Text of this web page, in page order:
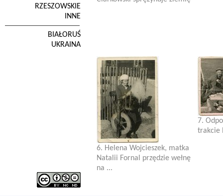
RZESZOWSKIE
INNE
BIAŁORUŚ
UKRAINA
6. Helena Wojcieszek, matka
Natalii Fornal przędzie wełnę
na ...
7.
trakcie